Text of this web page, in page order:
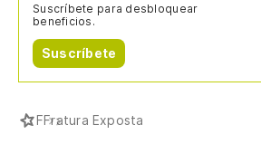
Suscríbete para desbloquear
beneficios.
Suscríbete
FFratura Exposta